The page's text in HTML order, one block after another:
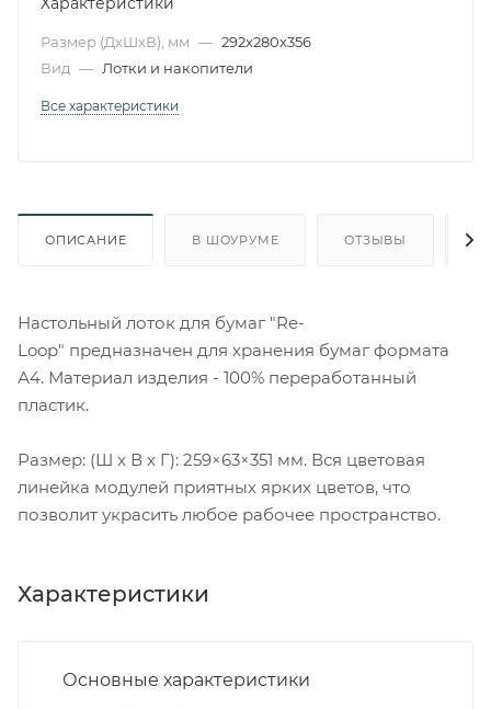
Размер (ДxШxВ), мм — 292x280x356
Вид — Лотки и накопители
Все характеристики
ОПИСАНИЕ В ШОУРУМЕ ОТЗЫВЫ
Настольный лоток для бумаг "Re-
Loop" предназначен для хранения бумаг формата
А4. Материал изделия - 100% переработанный
пластик.
Размер: (Ш х В х Г): 259×63×351 мм. Вся цветовая
линейка модулей приятных ярких цветов, что
позволит украсить любое рабочее пространство.
Характеристики
Основные характеристики